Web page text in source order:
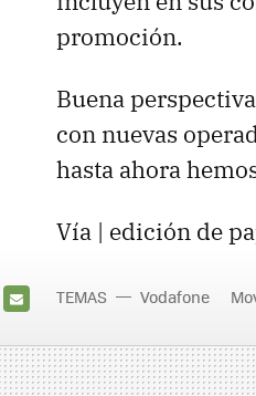
promoción.
Buena
con nuevas
hasta ahora
Vía | edición de
MAIL
TEMAS Vodafone